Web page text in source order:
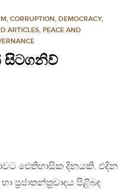
, CORRUPTION, DEMOCRACY,
ARTICLES, PEACE AND
සිටගනිව්
ඓතිහාසික දිනයකි. එදින
ප‍්‍රජාතන්ත‍්‍රවාදය පිළිබද